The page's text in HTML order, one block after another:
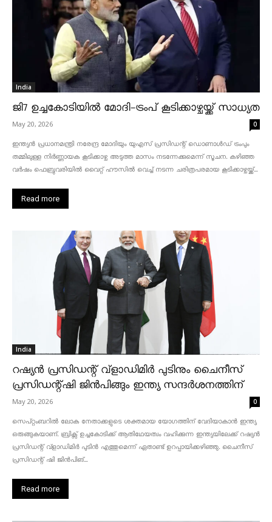
India
ജി7 ഉച്ചകോടിയിൽ മോദി-ട്രംപ് കൂടിക്കാഴ്ചയ്ക്ക് സാധ്യത
May 20, 2026 0
ഇന്ത്യൻ പ്രധാനമന്ത്രി നരേന്ദ്ര മോദിയും യുഎസ് പ്രസിഡന്റ് ഡൊണാൾഡ് ട്രംപും
തമ്മിലുള്ള നിർണ്ണായക കൂടിക്കാഴ്ച അടുത്ത മാസം നടന്നേക്കുമെന്ന് സൂചന. കഴിഞ്ഞ
വർഷം ഫെബ്രുവരിയിൽ വൈറ്റ് ഹൗസിൽ വെച്ച് നടന്ന ചരിത്രപരമായ കൂടിക്കാഴ്ചയ്ക്ക്...
Read more
India
റഷ്യൻ പ്രസിഡന്റ് വ്‌ളാഡിമിർ പുടിനും ചൈനീസ്
പ്രസിഡന്റ്ഷി ജിൻപിങ്ങും ഇന്ത്യ സന്ദർശനത്തിന്
May 20, 2026 0
സെപ്റ്റംബറിൽ ലോക നേതാക്കളുടെ ശക്തമായ യോഗത്തിന് വേദിയാകാൻ ഇന്ത്യ
ഒരുങ്ങുകയാണ്. ബ്രിക്സ് ഉച്ചകോടിക്ക് ആതിഥേയത്വം വഹിക്കുന്ന ഇന്ത്യയിലേക്ക് റഷ്യൻ
പ്രസിഡന്റ് വ്‌ളാഡിമിർ പുടിൻ എത്തുമെന്ന് ഏതാണ്ട് ഉറപ്പായിക്കഴിഞ്ഞു. ചൈനീസ്
പ്രസിഡന്റ് ഷി ജിൻപിങ്...
Read more